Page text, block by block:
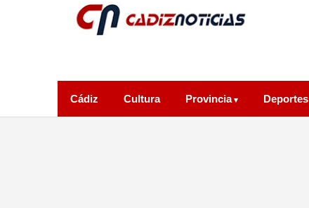
Cádiz Cultura Provincia Deportes